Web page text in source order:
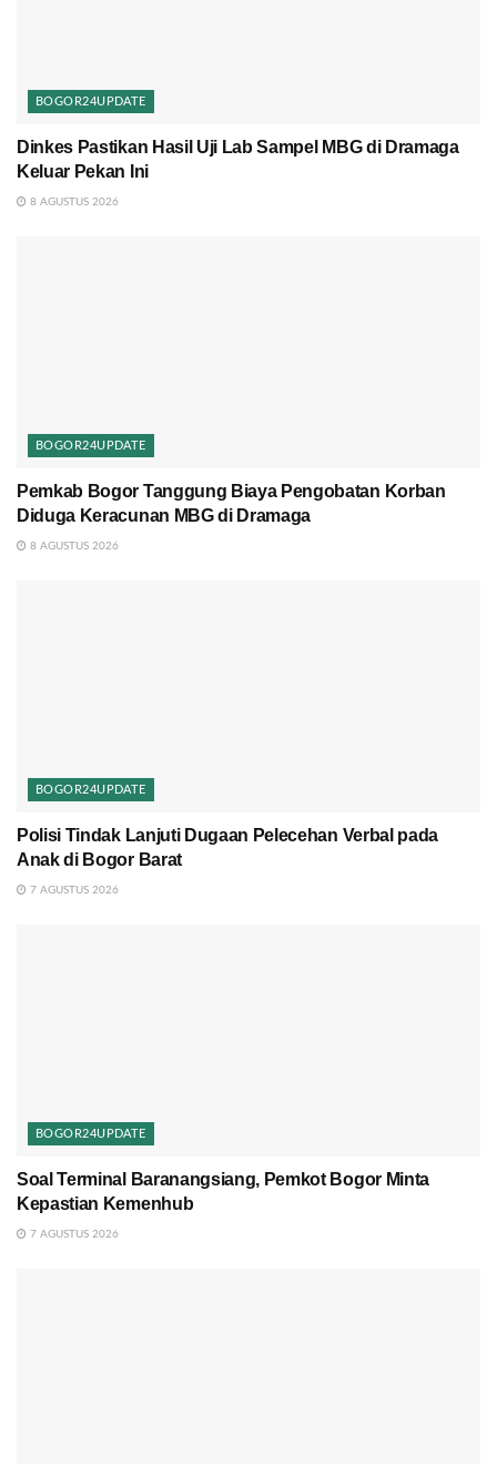
BOGOR24UPDATE
Dinkes Pastikan Hasil Uji Lab Sampel MBG di Dramaga
Keluar Pekan Ini
8 AGUSTUS 2026
BOGOR24UPDATE
Pemkab Bogor Tanggung Biaya Pengobatan Korban
Diduga Keracunan MBG di Dramaga
8 AGUSTUS 2026
BOGOR24UPDATE
Polisi Tindak Lanjuti Dugaan Pelecehan Verbal pada
Anak di Bogor Barat
7 AGUSTUS 2026
BOGOR24UPDATE
Soal Terminal Baranangsiang, Pemkot Bogor Minta
Kepastian Kemenhub
7 AGUSTUS 2026